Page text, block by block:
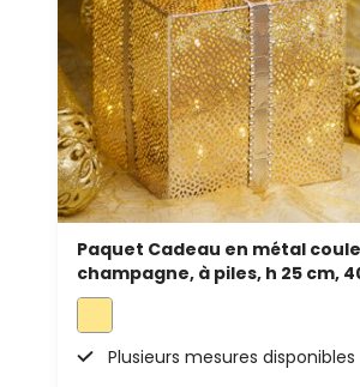
Paquet Cadeau en métal
champagne, à piles, h 25 cm,
led blanc chaud
Plusieurs mesures disponibles